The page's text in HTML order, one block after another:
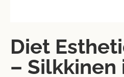
Diet
– Silkkinen